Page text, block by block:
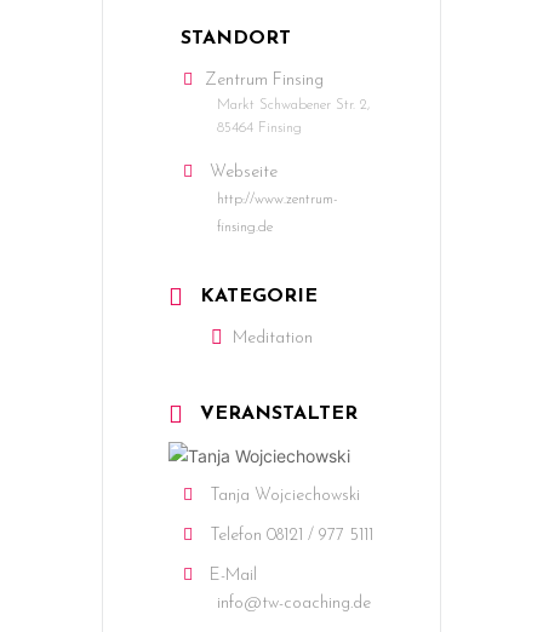
STANDORT
Zentrum Finsing
Markt Schwabener Str. 2,
85464 Finsing
Webseite
http://www.zentrum-
finsing.de
KATEGORIE
Meditation
VERANSTALTER
Tanja Wojciechowski
Telefon 08121 / 977 5111
E-Mail
info@tw-coaching.de